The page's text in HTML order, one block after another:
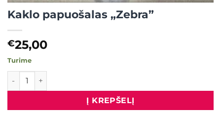
Kaklo papuošalas „Zebra”
€25,00
Turime
produkto kiekis: Kaklo papuošalas "Zebra"
Į KREPŠELĮ